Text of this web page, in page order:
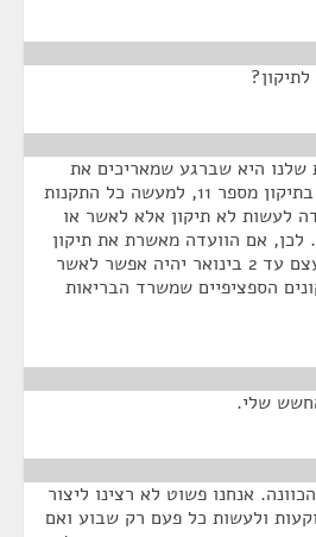
שלנו היא שברגע שמאריכים את
כלל התקנות, שזה המצב בתיקון מספר 11, למעשה כל התקנות
לעשות לא תיקון אלא לאשר או
לכן, אם הוועדה מאשרת את תיקון
מספר 11 עד 2 בינואר, בעצם עד 2 בינואר יהיה אפשר לאשר
הספציפיים שמשרד הבריאות
שלי.
אנחנו פשוט לא רצינו ליצור
ולעשות כל פעם רק שבוע ואם